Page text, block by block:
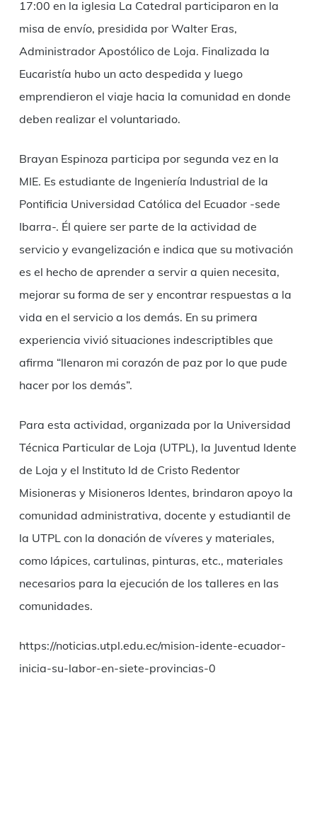
17:00 en la iglesia La Catedral participaron en la
misa de envío, presidida por Walter Eras,
Administrador Apostólico de Loja. Finalizada la
Eucaristía hubo un acto despedida y luego
emprendieron el viaje hacia la comunidad en donde
deben realizar el voluntariado.
Brayan Espinoza participa por segunda vez en la
MIE. Es estudiante de Ingeniería Industrial de la
Pontificia Universidad Católica del Ecuador -sede
Ibarra-. Él quiere ser parte de la actividad de
servicio y evangelización e indica que su motivación
es el hecho de aprender a servir a quien necesita,
mejorar su forma de ser y encontrar respuestas a la
vida en el servicio a los demás. En su primera
experiencia vivió situaciones indescriptibles que
afirma “llenaron mi corazón de paz por lo que pude
hacer por los demás”.
Para esta actividad, organizada por la Universidad
Técnica Particular de Loja (UTPL), la Juventud Idente
de Loja y el Instituto Id de Cristo Redentor
Misioneras y Misioneros Identes, brindaron apoyo la
comunidad administrativa, docente y estudiantil de
la UTPL con la donación de víveres y materiales,
como lápices, cartulinas, pinturas, etc., materiales
necesarios para la ejecución de los talleres en las
comunidades.
https://noticias.utpl.edu.ec/mision-idente-ecuador-
inicia-su-labor-en-siete-provincias-0